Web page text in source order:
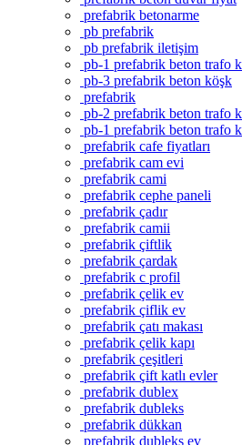
prefabrik betonarme
pb prefabrik
pb prefabrik iletişim
pb-1 prefabrik beton trafo
pb-3 prefabrik beton köşk
prefabrik
pb-2 prefabrik beton trafo
pb-1 prefabrik beton trafo
prefabrik cafe fiyatları
prefabrik cam evi
prefabrik cami
prefabrik cephe paneli
prefabrik çadır
prefabrik camii
prefabrik çiftlik
prefabrik çardak
prefabrik c profil
prefabrik çelik ev
prefabrik çiflik ev
prefabrik çatı makası
prefabrik çelik kapı
prefabrik çeşitleri
prefabrik çift katlı evler
prefabrik dublex
prefabrik dubleks
prefabrik dükkan
prefabrik dubleks ev